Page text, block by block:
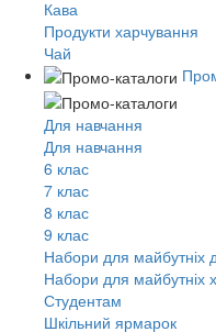
Кава
Продукти харчування
Чай
Для навчання
Для навчання
6 клас
7 клас
8 клас
9 клас
Набори для майбутніх
Набори для майбутніх
Студентам
Шкільний ярмарок